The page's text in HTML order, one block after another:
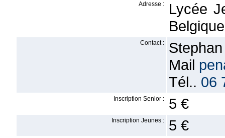
Adresse :
Lycée
Contact :
Mail
Tél.. 06
Inscription Senior : 5 €
Inscription Jeunes : 5 €